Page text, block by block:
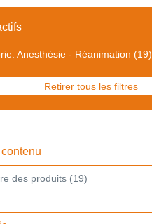
Anesthésie - Réanimation (19)
Retirer tous les filtres
des produits (19)